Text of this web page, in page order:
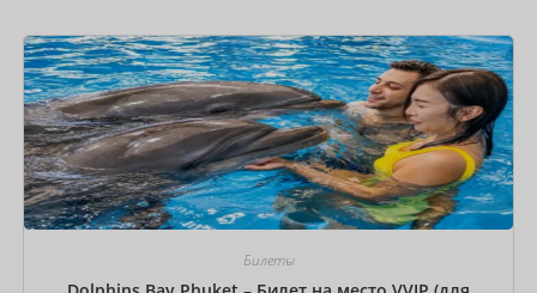
Забронировать сейчас
Билеты